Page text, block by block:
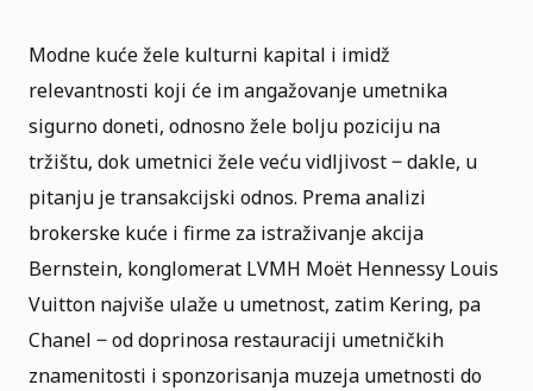
Modne kuće žele kulturni kapital i imidž
relevantnosti koji će im angažovanje umetnika
sigurno doneti, odnosno žele bolju poziciju na
tržištu, dok umetnici žele veću vidljivost ‒ dakle, u
pitanju je transakcijski odnos. Prema analizi
brokerske kuće i firme za istraživanje akcija
Bernstein, konglomerat LVMH Moët Hennessy Louis
Vuitton najviše ulaže u umetnost, zatim Kering, pa
Chanel ‒ od doprinosa restauraciji umetničkih
znamenitosti i sponzorisanja muzeja umetnosti do